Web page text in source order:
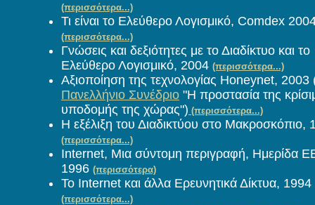
(περισσότερα...)
Τι είναι το Ελεύθερο Λογισμικό, Comdex
(περισσότερα...)
Γνώσεις και δεξιότητες με το Διαδίκτυο και το
Ελεύθερο Λογισμικό, 2004 (περισσότερα...)
Αξιοποίηση της τεχνολογίας Honeynet, 2003
Πανελλήνιο Συνέδριο "Η προστασία της
υποδομής της χώρας") (περισσότερα...)
Η εξέλιξη του Διαδικτύου στο Μακροσκόπιο,
(περισσότερα...)
Internet, Μια σύντομη περιγραφή, Ημερίδα
1996 (περισσότερα)
Το Ιnternet και άλλα Ερευνητικά Δίκτυα, 1994
(περισσότερα...)